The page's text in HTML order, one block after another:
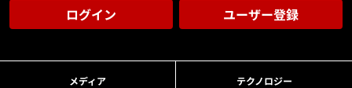
ログイン ユーザー登録
メディア テクノロジー